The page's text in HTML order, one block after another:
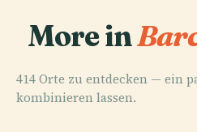
More in
414 Orte zu entdecken — ein
kombinieren lassen.